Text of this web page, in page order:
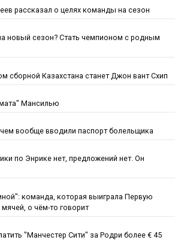
рассказал о целях команды на сезон
новый сезон? Стать чемпионом с родным
сборной Казахстана станет Джон вант Схип
Мансилью
вообще вводили паспорт болельщика
по Энрике нет, предложений нет. Он
команда, которая выиграла Первую
о чём-то говорит
"Манчестер Сити" за Родри более € 45